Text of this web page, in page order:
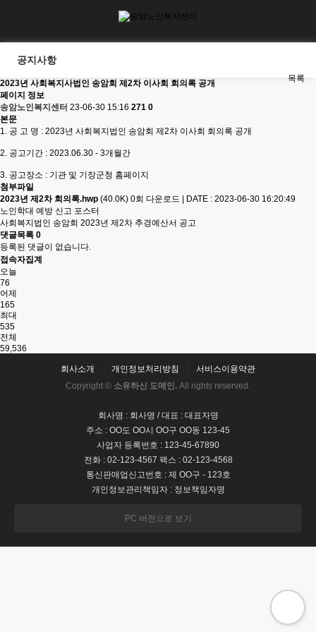
공지사항
목록
2023년 사회복지사법인 송암회 제2차 이사회 회의록 공개
페이지 정보
송암노인복지센터 23-06-30 15:16 271 0
본문
1. 공 고 명 : 2023년 사회복지법인 송암회 제2차 이사회 회의록 공개
2. 공고기간 : 2023.06.30 - 3개월간
3. 공고장소 : 기관 및 기장군청 홈페이지
첨부파일
2023년 제2차 회의록.hwp (40.0K) 0회 다운로드
DATE : 2023-06-30 16:20:49
노인학대 예방 신고 포스터
사회복지법인 송암회 2023년 제2차 추경예산서 공고
댓글목록 0
등록된 댓글이 없습니다.
접속자집계
오늘
76
어제
165
최대
535
전체
59,536
회사소개 개인정보처리방침
서비스이용약관
Copyright © 소유하신 도메인. All rights reserved.
회사명 : 회사명 / 대표 : 대표자명
주소 : OO도 OO시 OO구 OO동 123-45
사업자 등록번호 : 123-45-67890
전화 : 02-123-4567 팩스 : 02-123-4568
통신판매업신고번호 : 제 OO구 - 123호
개인정보관리책임자 : 정보책임자명
PC 버전으로 보기